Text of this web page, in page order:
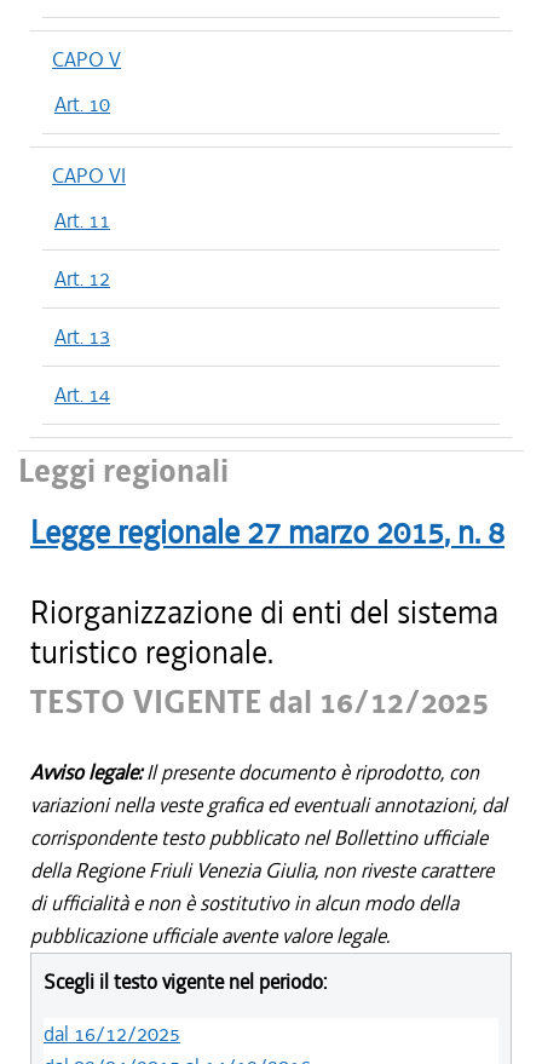
CAPO V
Art. 10
CAPO VI
Art. 11
Art. 12
Art. 13
Art. 14
Leggi regionali
Legge regionale 27 marzo 2015, n. 8
Riorganizzazione di enti del sistema
turistico regionale.
TESTO VIGENTE dal 16/12/2025
Avviso legale:Il presente documento è riprodotto, con
variazioni nella veste grafica ed eventuali annotazioni, dal
corrispondente testo pubblicato nel Bollettino ufficiale
della Regione Friuli Venezia Giulia, non riveste carattere
di ufficialità e non è sostitutivo in alcun modo della
pubblicazione ufficiale avente valore legale.
Scegli il testo vigente nel periodo:
dal 16/12/2025